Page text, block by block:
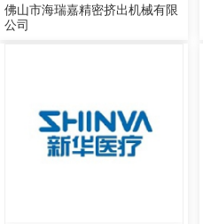
佛山市海瑞嘉精密挤出机械有限
公司